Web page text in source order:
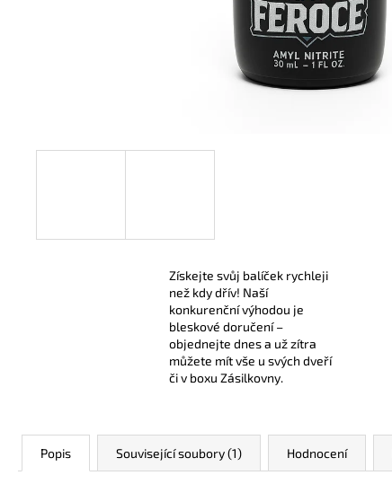
Získejte svůj balíček rychleji
než kdy dřív! Naší
konkurenční výhodou je
bleskové doručení –
objednejte dnes a už zítra
můžete mít vše u svých dveří
či v boxu Zásilkovny.
Popis Související soubory (1) Hodnocení